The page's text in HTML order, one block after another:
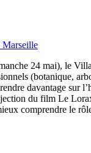
24 mai), le
(botanique,
davantage sur
du film Le
comprendre le